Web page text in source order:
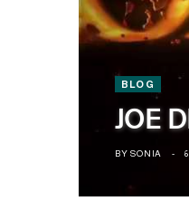
BLOG
JOE
BY SONIA